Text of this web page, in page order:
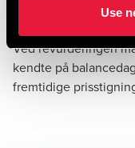
Use
indikationer på, at
Ved revurderingen
kendte på
fremtidige